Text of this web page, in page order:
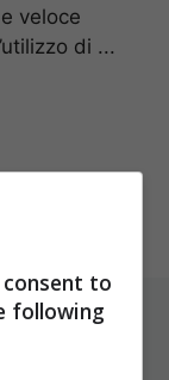
veloce
di ...
to
following